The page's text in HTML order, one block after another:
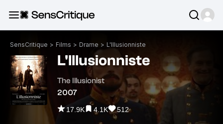
SensCritique > Films > Drame > L'Illusionniste
L'Illusionniste
The Illusionist
2007
17.9K 4.1K 512